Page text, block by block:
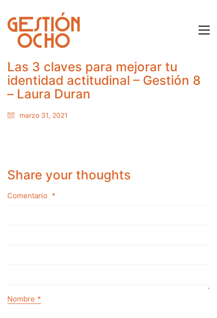
Las 3 claves para mejorar tu
identidad actitudinal – Gestión 8
– Laura Duran
marzo 31, 2021
Share your thoughts
Comentario *
Nombre *